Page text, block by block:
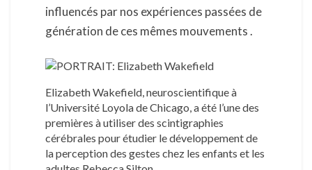
influencés par nos expériences passées de
génération de ces mêmes mouvements .
Elizabeth Wakefield, neuroscientifique à
l’Université Loyola de Chicago, a été l’une des
premières à utiliser des scintigraphies
cérébrales pour étudier le développement de
la perception des gestes chez les enfants et les